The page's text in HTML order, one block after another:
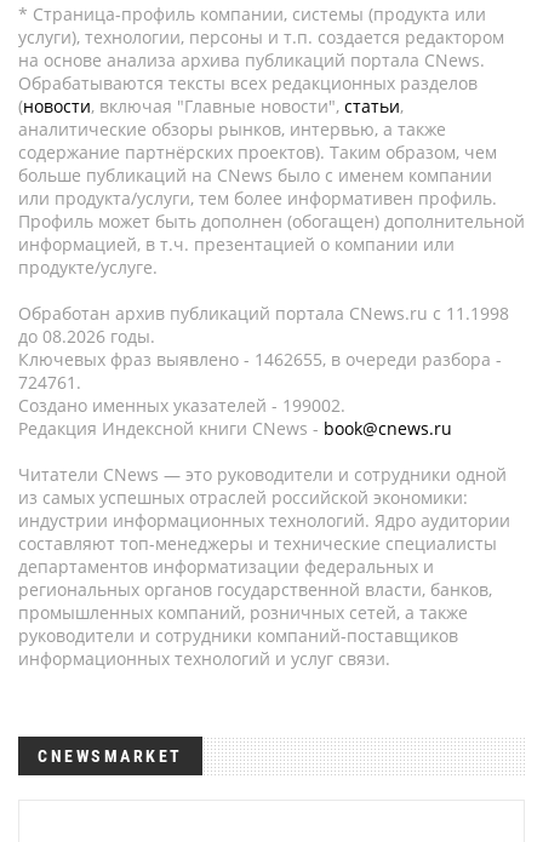
* Страница-профиль компании, системы (продукта или
услуги), технологии, персоны и т.п. создается редактором
на основе анализа архива публикаций портала CNews.
Обрабатываются тексты всех редакционных разделов
(новости, включая "Главные новости", статьи,
аналитические обзоры рынков, интервью, а также
содержание партнёрских проектов). Таким образом, чем
больше публикаций на CNews было с именем компании
или продукта/услуги, тем более информативен профиль.
Профиль может быть дополнен (обогащен) дополнительной
информацией, в т.ч. презентацией о компании или
продукте/услуге.
Обработан архив публикаций портала CNews.ru c 11.1998
до 08.2026 годы.
Ключевых фраз выявлено - 1462655, в очереди разбора -
724761.
Создано именных указателей - 199002.
Редакция Индексной книги CNews - book@cnews.ru
Читатели CNews — это руководители и сотрудники одной
из самых успешных отраслей российской экономики:
индустрии информационных технологий. Ядро аудитории
составляют топ-менеджеры и технические специалисты
департаментов информатизации федеральных и
региональных органов государственной власти, банков,
промышленных компаний, розничных сетей, а также
руководители и сотрудники компаний-поставщиков
информационных технологий и услуг связи.
CNEWSMARKET